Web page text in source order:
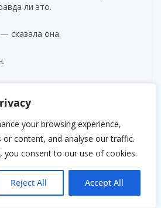
your browsing experience,
or content, and analyse our traffic.
you consent to our use of cookies.
Reject All Accept All
ли это.
сказала она.
Впереди было много
лечение, новая жизнь,
нужно было строить заново.